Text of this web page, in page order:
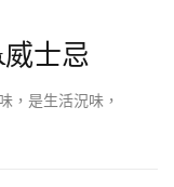
士忌
，是生活況味，